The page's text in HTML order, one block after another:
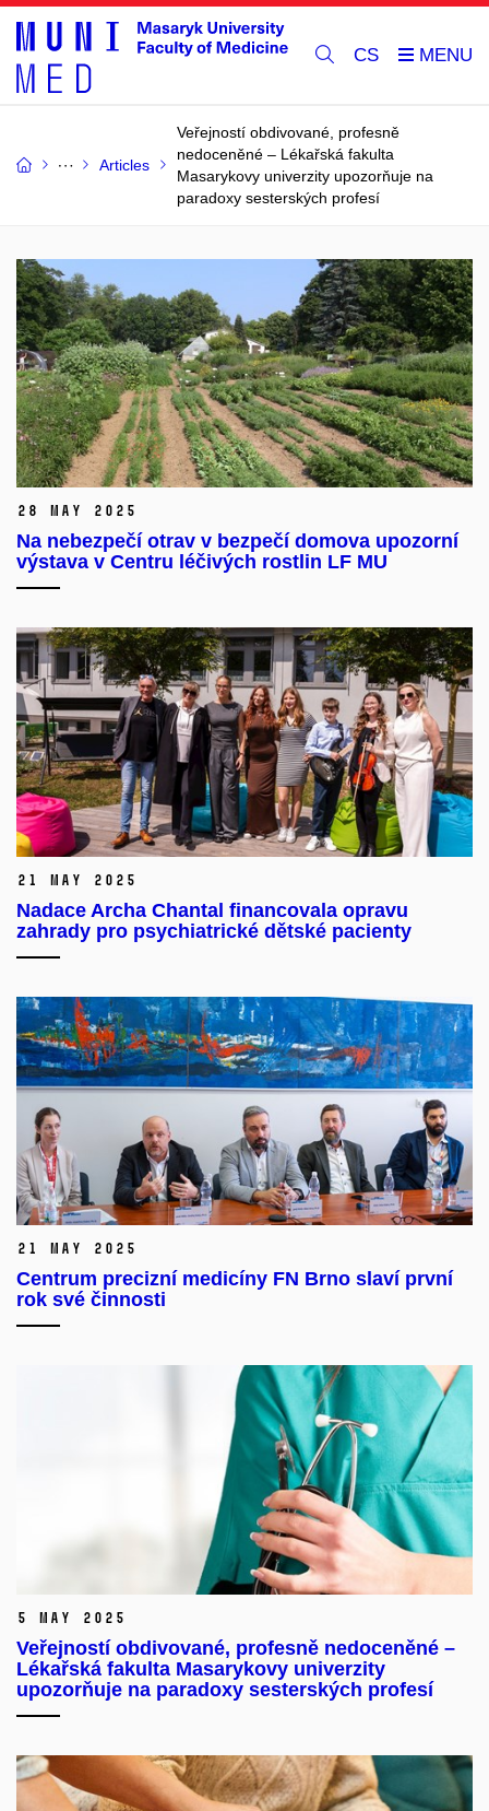
CS
Articles
Veřejností obdivované, profesně
nedoceněné – Lékařská fakulta
Masarykovy univerzity upozorňuje na
paradoxy sesterských profesí
28 May 2025
Na nebezpečí otrav v bezpečí domova upozorní
výstava v Centru léčivých rostlin LF MU
21 May 2025
Nadace Archa Chantal financovala opravu
zahrady pro psychiatrické dětské pacienty
21 May 2025
Centrum precizní medicíny FN Brno slaví první
rok své činnosti
5 May 2025
Veřejností obdivované, profesně nedoceněné –
Lékařská fakulta Masarykovy univerzity
upozorňuje na paradoxy sesterských profesí